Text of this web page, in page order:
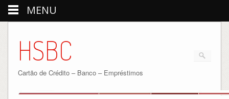
HSBC
Cartão de Crédito – Banco – Empréstimos
MENU